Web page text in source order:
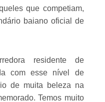
que competiam,
baiano oficial de
residente de
com esse nível de
de muita beleza na
Temos muito